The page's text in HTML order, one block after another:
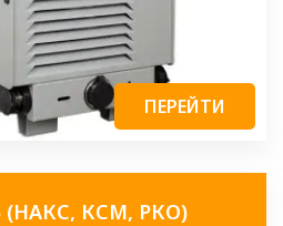
ПЕРЕЙТИ
(НАКС, КСМ, РКО)